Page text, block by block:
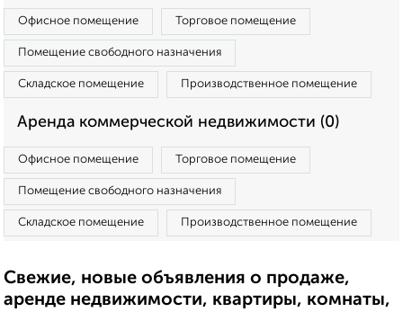
Офисное помещение Торговое помещение
Помещение свободного назначения
Складское помещение Производственное помещение
Аренда коммерческой недвижимости (0)
Офисное помещение Торговое помещение
Помещение свободного назначения
Складское помещение Производственное помещение
Свежие, новые объявления о продаже,
аренде недвижимости, квартиры, комнаты,